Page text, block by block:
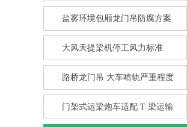
盐雾环境包厢龙门吊防腐方案
大风天提梁机停工风力标准
路桥龙门吊 大车啃轨严重程度
门架式运梁炮车适配 T 梁运输
龙